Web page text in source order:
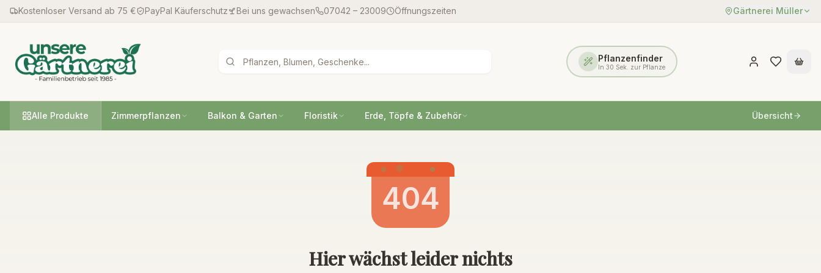
Kostenloser Versand ab 75 € PayPal Käuferschutz Bei uns gewachsen 07042 – 23009 Öffnungszeiten Gärtnerei Müller
Pflanzenfinder
In 30 Sek. zur Pflanze
Alle Produkte Zimmerpflanzen Balkon & Garten Floristik Erde, Töpfe & Zubehör Übersicht
404
Hier wächst leider nichts